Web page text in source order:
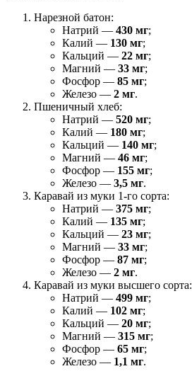
Нарезной батон:
Натрий — 430 мг;
Калий — 130 мг;
Кальций — 22 мг;
Магний — 33 мг;
Фосфор — 85 мг;
Железо — 2 мг.
Пшеничный хлеб:
Натрий — 520 мг;
Калий — 180 мг;
Кальций — 140 мг;
Магний — 46 мг;
Фосфор — 155 мг;
Железо — 3,5 мг.
Каравай из муки 1-го сорта:
Натрий — 375 мг;
Калий — 135 мг;
Кальций — 23 мг;
Магний — 33 мг;
Фосфор — 87 мг;
Железо — 2 мг.
Каравай из муки высшего сорта:
Натрий — 499 мг;
Калий — 102 мг;
Кальций — 20 мг;
Магний — 315 мг;
Фосфор — 65 мг;
Железо — 1,1 мг.